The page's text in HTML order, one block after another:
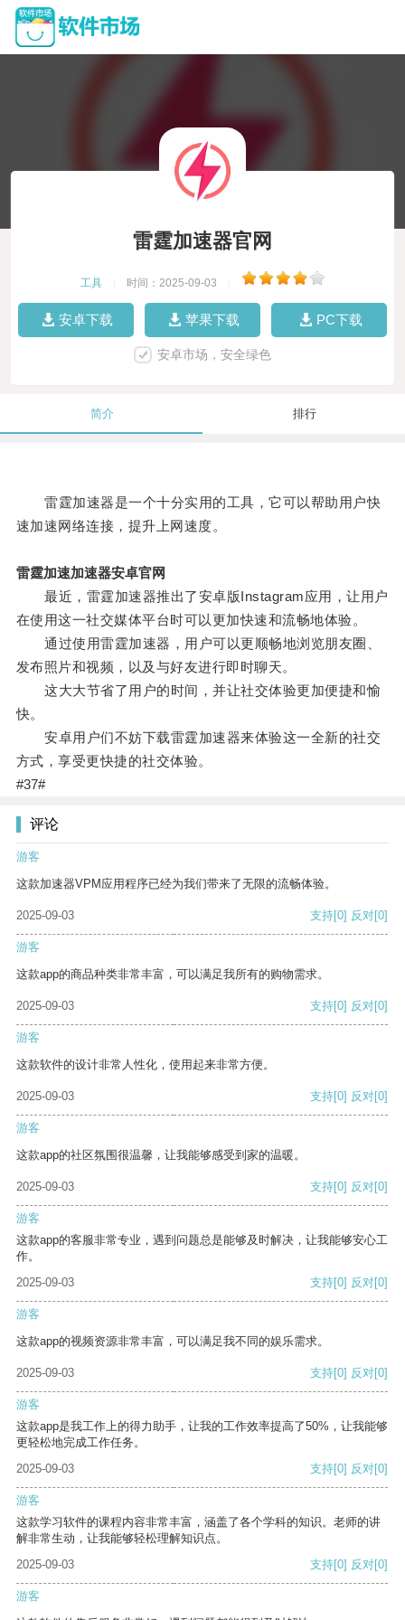
雷霆加速器官网
工具 时间：2025-09-03
安卓下载 苹果下载 PC下载
安卓市场，安全绿色
简介 排行
雷霆加速器是一个十分实用的工具，它可以帮助用户快
速加速网络连接，提升上网速度。
雷霆加速加速器安卓官网
最近，雷霆加速器推出了安卓版Instagram应用，让用户
在使用这一社交媒体平台时可以更加快速和流畅地体验。
通过使用雷霆加速器，用户可以更顺畅地浏览朋友圈、
发布照片和视频，以及与好友进行即时聊天。
这大大节省了用户的时间，并让社交体验更加便捷和愉
快。
安卓用户们不妨下载雷霆加速器来体验这一全新的社交
方式，享受更快捷的社交体验。
#37#
评论
游客
这款加速器VPM应用程序已经为我们带来了无限的流畅体验。
2025-09-03 支持[0] 反对[0]
游客
这款app的商品种类非常丰富，可以满足我所有的购物需求。
2025-09-03 支持[0] 反对[0]
游客
这款软件的设计非常人性化，使用起来非常方便。
2025-09-03 支持[0] 反对[0]
游客
这款app的社区氛围很温馨，让我能够感受到家的温暖。
2025-09-03 支持[0] 反对[0]
游客
这款app的客服非常专业，遇到问题总是能够及时解决，让我能够安心工
作。
2025-09-03
支持[0] 反对[0]
游客
这款app的视频资源非常丰富，可以满足我不同的娱乐需求。
2025-09-03 支持[0] 反对[0]
游客
这款app是我工作上的得力助手，让我的工作效率提高了50%，让我能够
更轻松地完成工作任务。
2025-09-03
支持[0] 反对[0]
游客
这款学习软件的课程内容非常丰富，涵盖了各个学科的知识。老师的讲
解非常生动，让我能够轻松理解知识点。
2025-09-03
支持[0] 反对[0]
游客